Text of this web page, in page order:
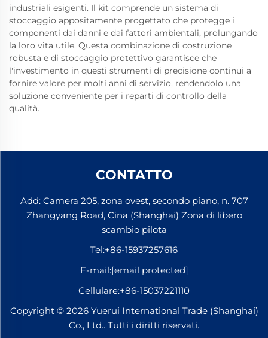
industriali esigenti. Il kit comprende un sistema di
stoccaggio appositamente progettato che protegge i
componenti dai danni e dai fattori ambientali, prolungando
la loro vita utile. Questa combinazione di costruzione
robusta e di stoccaggio protettivo garantisce che
l'investimento in questi strumenti di precisione continui a
fornire valore per molti anni di servizio, rendendolo una
soluzione conveniente per i reparti di controllo della
qualità.
CONTATTO
Add: Camera 205, zona ovest, secondo piano, n. 707
Zhangyang Road, Cina (Shanghai) Zona di libero
scambio pilota
Tel:+86-15937257616
E-mail:[email protected]
Cellulare:+86-15037221110
Copyright © 2026 Yuerui International Trade (Shanghai)
Co., Ltd.. Tutti i diritti riservati.